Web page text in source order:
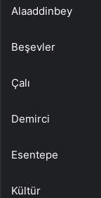
Alaaddinbey
Beşevler
Çalı
Demirci
Esentepe
Kültür